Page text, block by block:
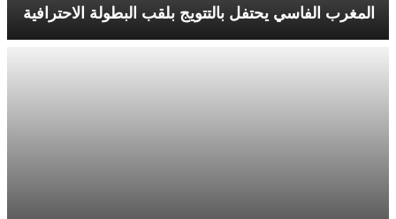
المغرب الفاسي يحتفل بالتتويج بلقب البطولة الاحترافية